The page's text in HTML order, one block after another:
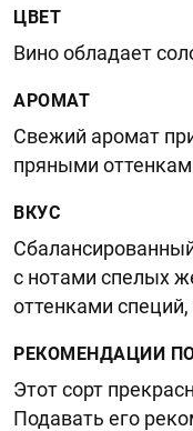
ЦВЕТ
Вино обладает
АРОМАТ
Свежий аромат
пряными
ВКУС
с нотами спелых
оттенками
РЕКОМЕНДАЦИИ
Этот сорт
Подавать его